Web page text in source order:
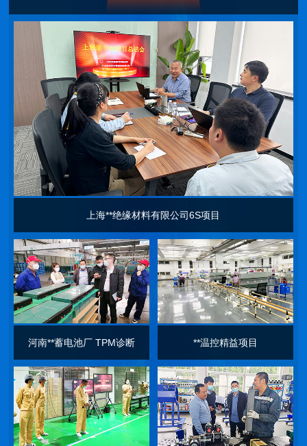
上海**绝缘材料有限公司6S项目
河南**蓄电池厂 TPM诊断 **温控精益项目